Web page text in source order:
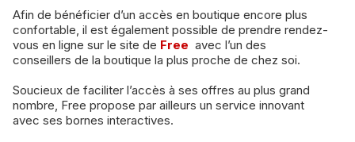
Afin de bénéficier d’un accès en boutique encore plus
confortable, il est également possible de prendre rendez-
vous en ligne sur le site de Free avec l’un des
conseillers de la boutique la plus proche de chez soi.
Soucieux de faciliter l’accès à ses offres au plus grand
nombre, Free propose par ailleurs un service innovant
avec ses bornes interactives.